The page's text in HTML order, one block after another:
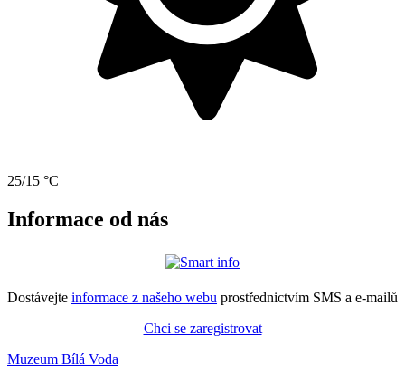
25/15 °C
Informace od nás
Dostávejte informace z našeho webu prostřednictvím SMS a e-mailů
Chci se zaregistrovat
Muzeum Bílá Voda